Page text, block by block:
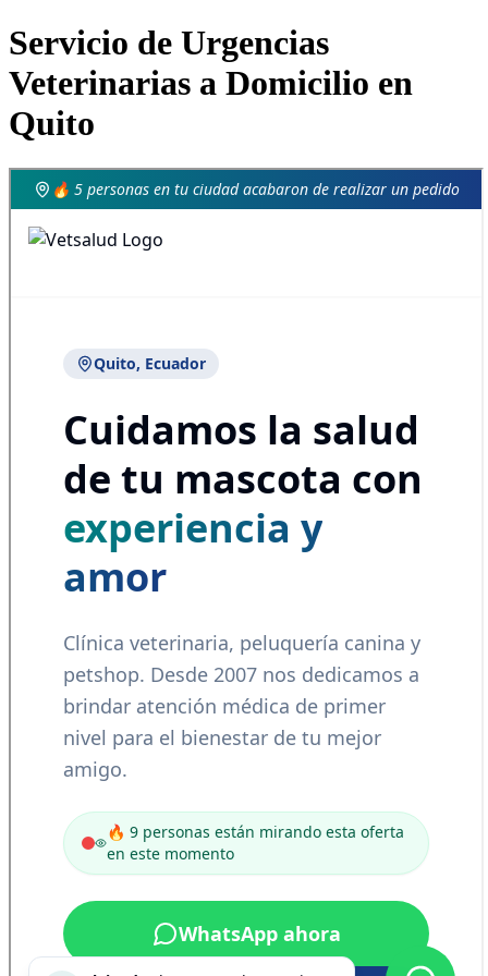
Servicio de Urgencias
Veterinarias a Domicilio en
Quito